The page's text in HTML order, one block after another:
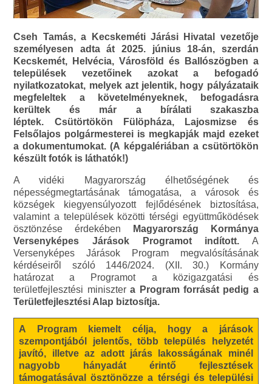
Cseh Tamás, a Kecskeméti Járási Hivatal vezetője
személyesen adta át 2025. június 18-án, szerdán
Kecskemét, Helvécia, Városföld és Ballószögben a
települések vezetőinek azokat a befogadó
nyilatkozatokat, melyek azt jelentik, hogy pályázataik
megfeleltek a követelményeknek, befogadásra
kerültek és már a bírálati szakaszba
léptek. Csütörtökön Fülöpháza, Lajosmizse és
Felsőlajos polgármesterei is megkapják majd ezeket
a dokumentumokat. (A képgalériában a csütörtökön
készült fotók is láthatók!)
A vidéki Magyarország élhetőségének és
népességmegtartásának támogatása, a városok és
községek kiegyensúlyozott fejlődésének biztosítása,
valamint a települések közötti térségi együttműködések
ösztönzése érdekében
Magyarország Kormánya
Versenyképes Járások Programot indított. A
Versenyképes Járások Program megvalósításának
kérdéseiről szóló 1446/2024. (XII. 30.) Kormány
határozat a Programot a közigazgatási és
területfejlesztési minisztera Program forrását pedig a
Területfejlesztési Alap biztosítja.
A Program kiemelt célja, hogy a járások
szempontjából jelentős, több település helyzetét
javító, illetve az adott járás lakosságának minél
nagyobb hányadát érintő fejlesztések
támogatásával ösztönözze a térségi és települési